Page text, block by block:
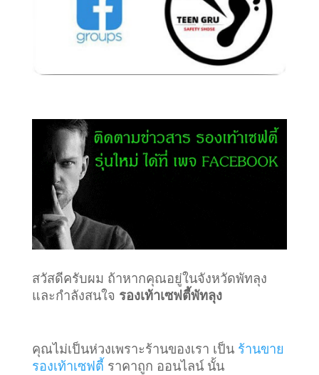
สวัสดีครับผม ถ้าหากคุณอยู่ในจังหวัดพัทลุง
และกำลังสนใจ รองเท้าเซฟตี้พัทลุง
คุณไม่เป็นห่วงเพราะร้านของเรา เป็น ร้านขาย
รองเท้าเซฟตี้ ราคาถูก ออนไลน์ นั้น